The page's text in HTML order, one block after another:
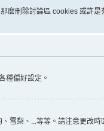
麼刪除討論區 cookies 或許是
種偏好設定。
雪梨、...等等。請注意更改